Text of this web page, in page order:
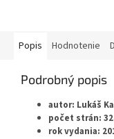
Popis Hodnotenie
Podrobný popis
autor: Lukáš
počet strán:
rok vydania: